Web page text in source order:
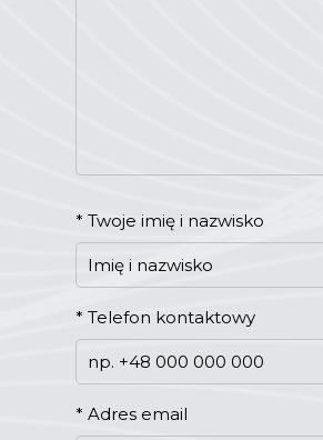
* Twoje imię i nazwisko
* Telefon kontaktowy
* Adres email